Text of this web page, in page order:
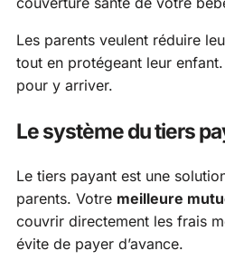
Les parents veulent réduire
tout en protégeant leur
pour y arriver.
Le système du tiers
Le tiers payant est une
parents. Votre meilleure
couvrir directement les frais
évite de payer d’avance.